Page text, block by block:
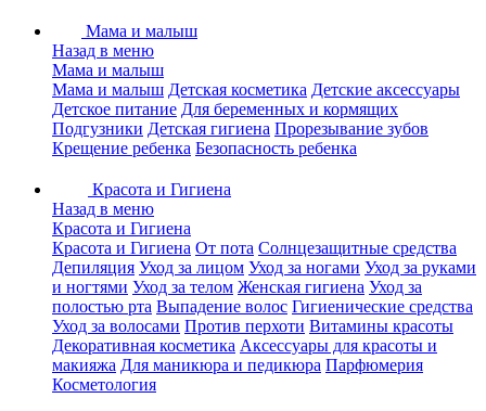
Мама и малыш
Назад в меню
Мама и малыш
Мама и малыш Детская косметика Детские аксессуары
Детское питание Для беременных и кормящих
Подгузники Детская гигиена Прорезывание зубов
Крещение ребенка Безопасность ребенка
Красота и Гигиена
Назад в меню
Красота и Гигиена
Красота и Гигиена От пота Солнцезащитные средства
Депиляция Уход за лицом Уход за ногами Уход за руками
и ногтями Уход за телом Женская гигиена Уход за
полостью рта Выпадение волос Гигиенические средства
Уход за волосами Против перхоти Витамины красоты
Декоративная косметика Аксессуары для красоты и
макияжа Для маникюра и педикюра Парфюмерия
Косметология